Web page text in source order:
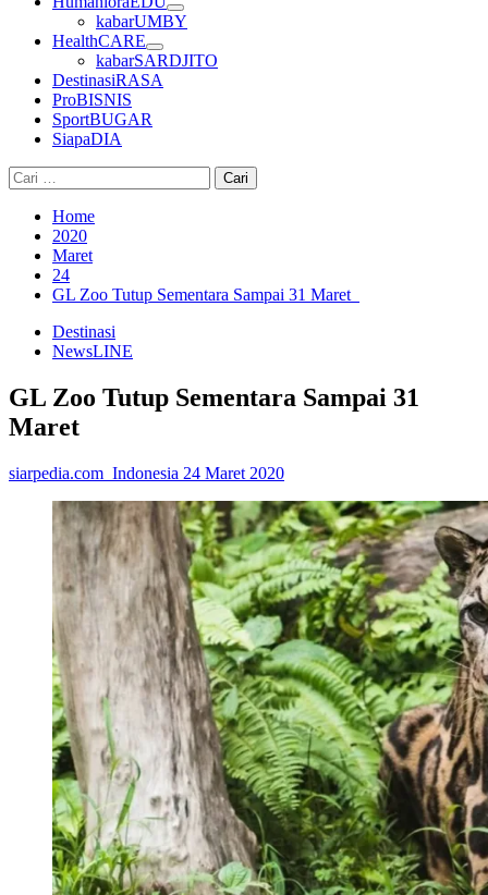
kabarUMBY
HealthCARE
kabarSARDJITO
DestinasiRASA
ProBISNIS
SportBUGAR
SiapaDIA
Cari
untuk:
Home
2020
Maret
24
GL Zoo Tutup Sementara Sampai 31 Maret
Destinasi
NewsLINE
GL Zoo Tutup Sementara Sampai 31
Maret
siarpedia.com_Indonesia 24 Maret 2020